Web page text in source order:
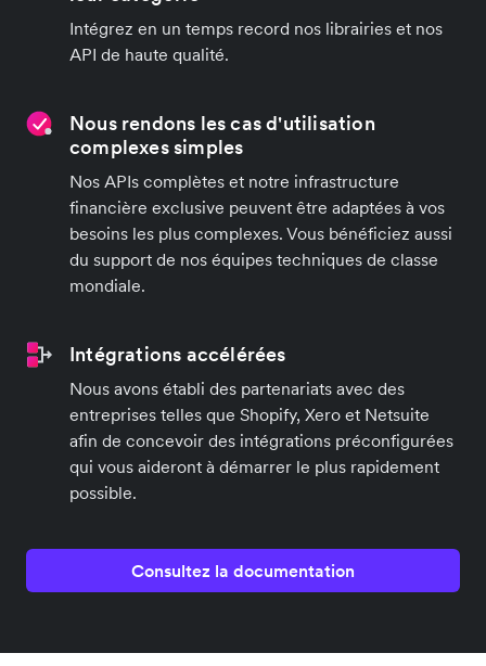
Intégrez en un temps record nos librairies et nos
API de haute qualité.
Nous rendons les cas d'utilisation
complexes simples
Nos APIs complètes et notre infrastructure
financière exclusive peuvent être adaptées à vos
besoins les plus complexes. Vous bénéficiez aussi
du support de nos équipes techniques de classe
mondiale.
Intégrations accélérées
Nous avons établi des partenariats avec des
entreprises telles que Shopify, Xero et Netsuite
afin de concevoir des intégrations préconfigurées
qui vous aideront à démarrer le plus rapidement
possible.
Consultez la documentation